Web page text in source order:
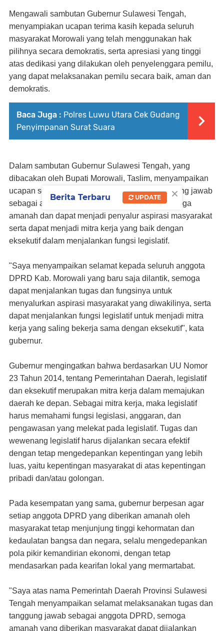
Mengawali sambutan Gubernur Sulawesi Tengah,
menyampiakan ucapan terima kasih kepada seluruh
masyarakat Morowali yang telah menggunakan hak
pilihnya secara demokratis, serta apresiasi yang tinggi
atas dedikasi yang dilakukan oleh penyelenggara pemilu,
yang dapat melaksanakan pemilu secara baik, aman dan
demokratis.
Baca Juga : Polres Luwu Utara Cek Gudang
Penyimpanan Surat Suara
Dalam sambutan Gubernur Sulawesi Tengah, yang
dibacakan oleh Bupati Morowali, Taslim, menyampaikan
ucapan selamat mengembang tugas dan tanggung jawab
sebagai anggota DPRD yang baru dilantik, semoga
amanah dan dapat menjadi penyalur aspirasi masyarakat
serta dapat menjadi mitra kerja yang baik dengan
eksekutif dalam menjalankan fungsi legislatif.
"Saya menyampaikan selamat kepada seluruh anggota
DPRD Kab. Morowali yang baru saja dilantik, semoga
dapat menjalankan tugas dan fungsinya untuk
menyalurkan aspirasi masyarakat yang diwakilinya, serta
dapat menjalankan fungsi legislatif untuk menjadi mitra
kerja yang saling bekerja sama dengan eksekutif", kata
gubernur.
Gubernur mengingatkan bahwa berdasarkan UU Nomor
23 Tahun 2014, tentang Pemerintahan Daerah, legislatif
dan eksekutif merupakan mitra kerja dalam memajukan
daerah ke depan. Sebagai mitra kerja, maka legislatif
harus memahami fungsi legislasi, anggaran, dan
pengawasan yang melekat pada legislatif. Tugas dan
wewenang legislatif harus dijalankan secara efektif
dengan tetap mengedepankan kepentingan yang lebih
luas, yaitu kepentingan masyarakat di atas kepentingan
pribadi dan/atau golongan.
Pada kesempatan yang sama, gubernur berpesan agar
setiap anggota DPRD yang diberikan amanah oleh
masyarakat tetap menjunjung tinggi kehormatan dan
kedaulatan bangsa dan negara, selalu mengedepankan
pola pikir kemandirian ekonomi, dengan tetap
mendasarkan pada kearifan lokal yang mermartabat.
"Saya atas nama Pemerintah Daerah Provinsi Sulawesi
Tengah menyampaikan selamat melaksanakan tugas dan
tanggung jawab sebagai anggota DPRD, semoga
amanah yang diberikan masyarakat dapat dijalankan
×
Berita Terbaru UPDATE